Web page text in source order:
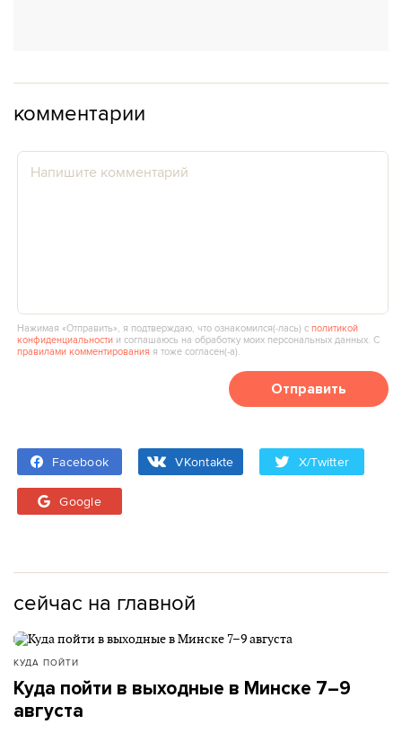
комментарии
Нажимая «Отправить», я подтверждаю, что ознакомился(‑лась) сполитикой
конфиденциальности и соглашаюсь на обработку моих персональных данных. С
правилами комментирования я тоже согласен(‑а).
Отправить
Facebook VKontakte X/Twitter
Google
сейчас на главной
КУДА ПОЙТИ
Куда пойти в выходные в Минске 7–9
августа